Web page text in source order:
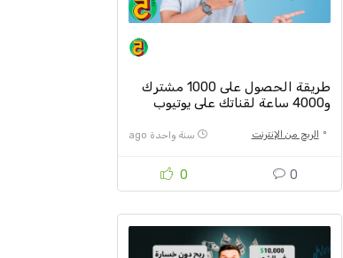
طريقة الحصول على 1000 مشترك
و4000 ساعة لقناتك على يوتيوب
الربح من الإنترنت سنة واحدة ago
0 0